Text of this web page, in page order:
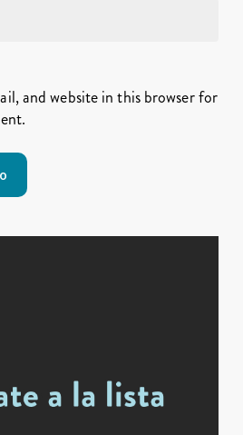
and website in this browser for